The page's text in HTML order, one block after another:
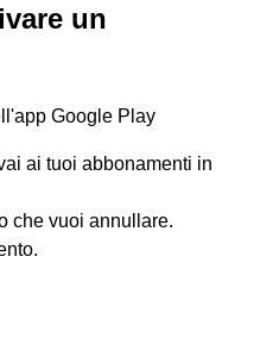
un
Google Play
ai tuoi abbonamenti in
che vuoi annullare.